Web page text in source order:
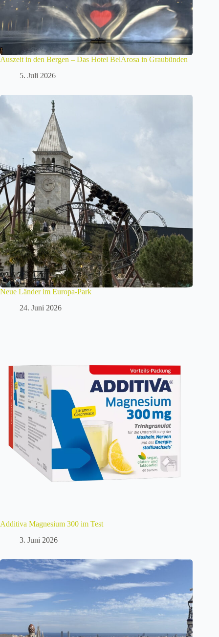
Auszeit in den Bergen – Das Hotel BelArosa in Graubünden
5. Juli 2026
Neue Länder im Europa-Park
24. Juni 2026
Additiva Magnesium 300 im Test
3. Juni 2026